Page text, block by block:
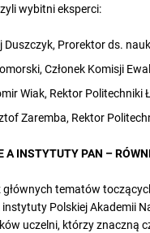
wybitni eksperci:
Duszczyk, Prorektor ds.
Członek Komisji
Wiak, Rektor
Zaremba, Rektor
A INSTYTUTY PAN –
głównych tematów
Polskiej Akademii
uczelni, którzy znaczną